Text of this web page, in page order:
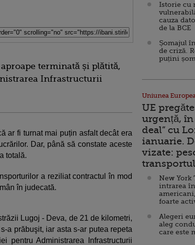
terminată și plătită,
Infrastructurii
ar fi turnat mai puțin asfalt decât era
Dar, până să constate aceste
totală.
a reziliat contractul în mod
în judecată.
Lugoj - Deva, de 21 de kilometri,
a prăbuşit, iar asta s-ar putea repeta
pentru Administrarea Infrastructurii
Istorie cu
cauza
de la BCE
Șomajul
de criză.
puțini
Uniunea
UE
urgență,
deal” cu
ianuarie.
vizate:
New York
intrarea
foarte
Alegeri
aleg
care este